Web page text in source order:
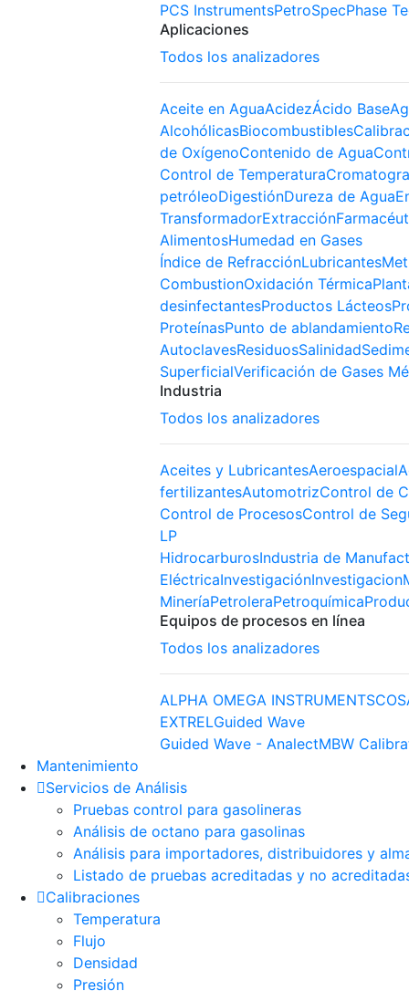
PCS InstrumentsPetroSpecPhase
Aplicaciones
Todos los analizadores
Aceite en AguaAcidezÁcido Base
AlcohólicasBiocombustibles
de OxígenoContenido de Agua
Control de Temperatura
petróleoDigestiónDureza de Agua
TransformadorExtracción
AlimentosHumedad en Gases
Índice de RefracciónLubricantes
CombustionOxidación Térmica
desinfectantesProductos Lácteos
ProteínasPunto de ablandamiento
AutoclavesResiduosSalinidad
SuperficialVerificación de Gases
Industria
Todos los analizadores
Aceites y LubricantesAeroespacial
fertilizantesAutomotrizControl de
Control de ProcesosControl de
LP
HidrocarburosIndustria de
EléctricaInvestigaciónInvestigacion
MineríaPetroleraPetroquímica
Equipos de procesos en línea
Todos los analizadores
ALPHA OMEGA INSTRUMENTS
EXTRELGuided Wave
Guided Wave - AnalectMBW
Mantenimiento
Servicios de Análisis
Pruebas control para gasolineras
Análisis de octano para gasolinas
Análisis para importadores, distribuidores y
Listado de pruebas acreditadas y no
Calibraciones
Temperatura
Flujo
Densidad
Presión